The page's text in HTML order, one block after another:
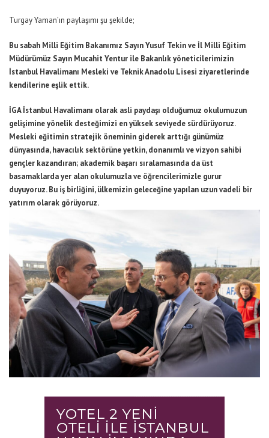
Turgay Yaman’ın paylaşımı şu şekilde;
Bu sabah Milli Eğitim Bakanımız Sayın Yusuf Tekin ve İl Milli Eğitim
Müdürümüz Sayın Mucahit Yentur ile Bakanlık yöneticilerimizin
İstanbul Havalimanı Mesleki ve Teknik Anadolu Lisesi ziyaretlerinde
kendilerine eşlik ettik.
İGA İstanbul Havalimanı olarak asli paydaşı olduğumuz okulumuzun
gelişimine yönelik desteğimizi en yüksek seviyede sürdürüyoruz.
Mesleki eğitimin stratejik öneminin giderek arttığı günümüz
dünyasında, havacılık sektörüne yetkin, donanımlı ve vizyon sahibi
gençler kazandıran; akademik başarı sıralamasında da üst
basamaklarda yer alan okulumuzla ve öğrencilerimizle gurur
duyuyoruz. Bu iş birliğini, ülkemizin geleceğine yapılan uzun vadeli bir
yatırım olarak görüyoruz.